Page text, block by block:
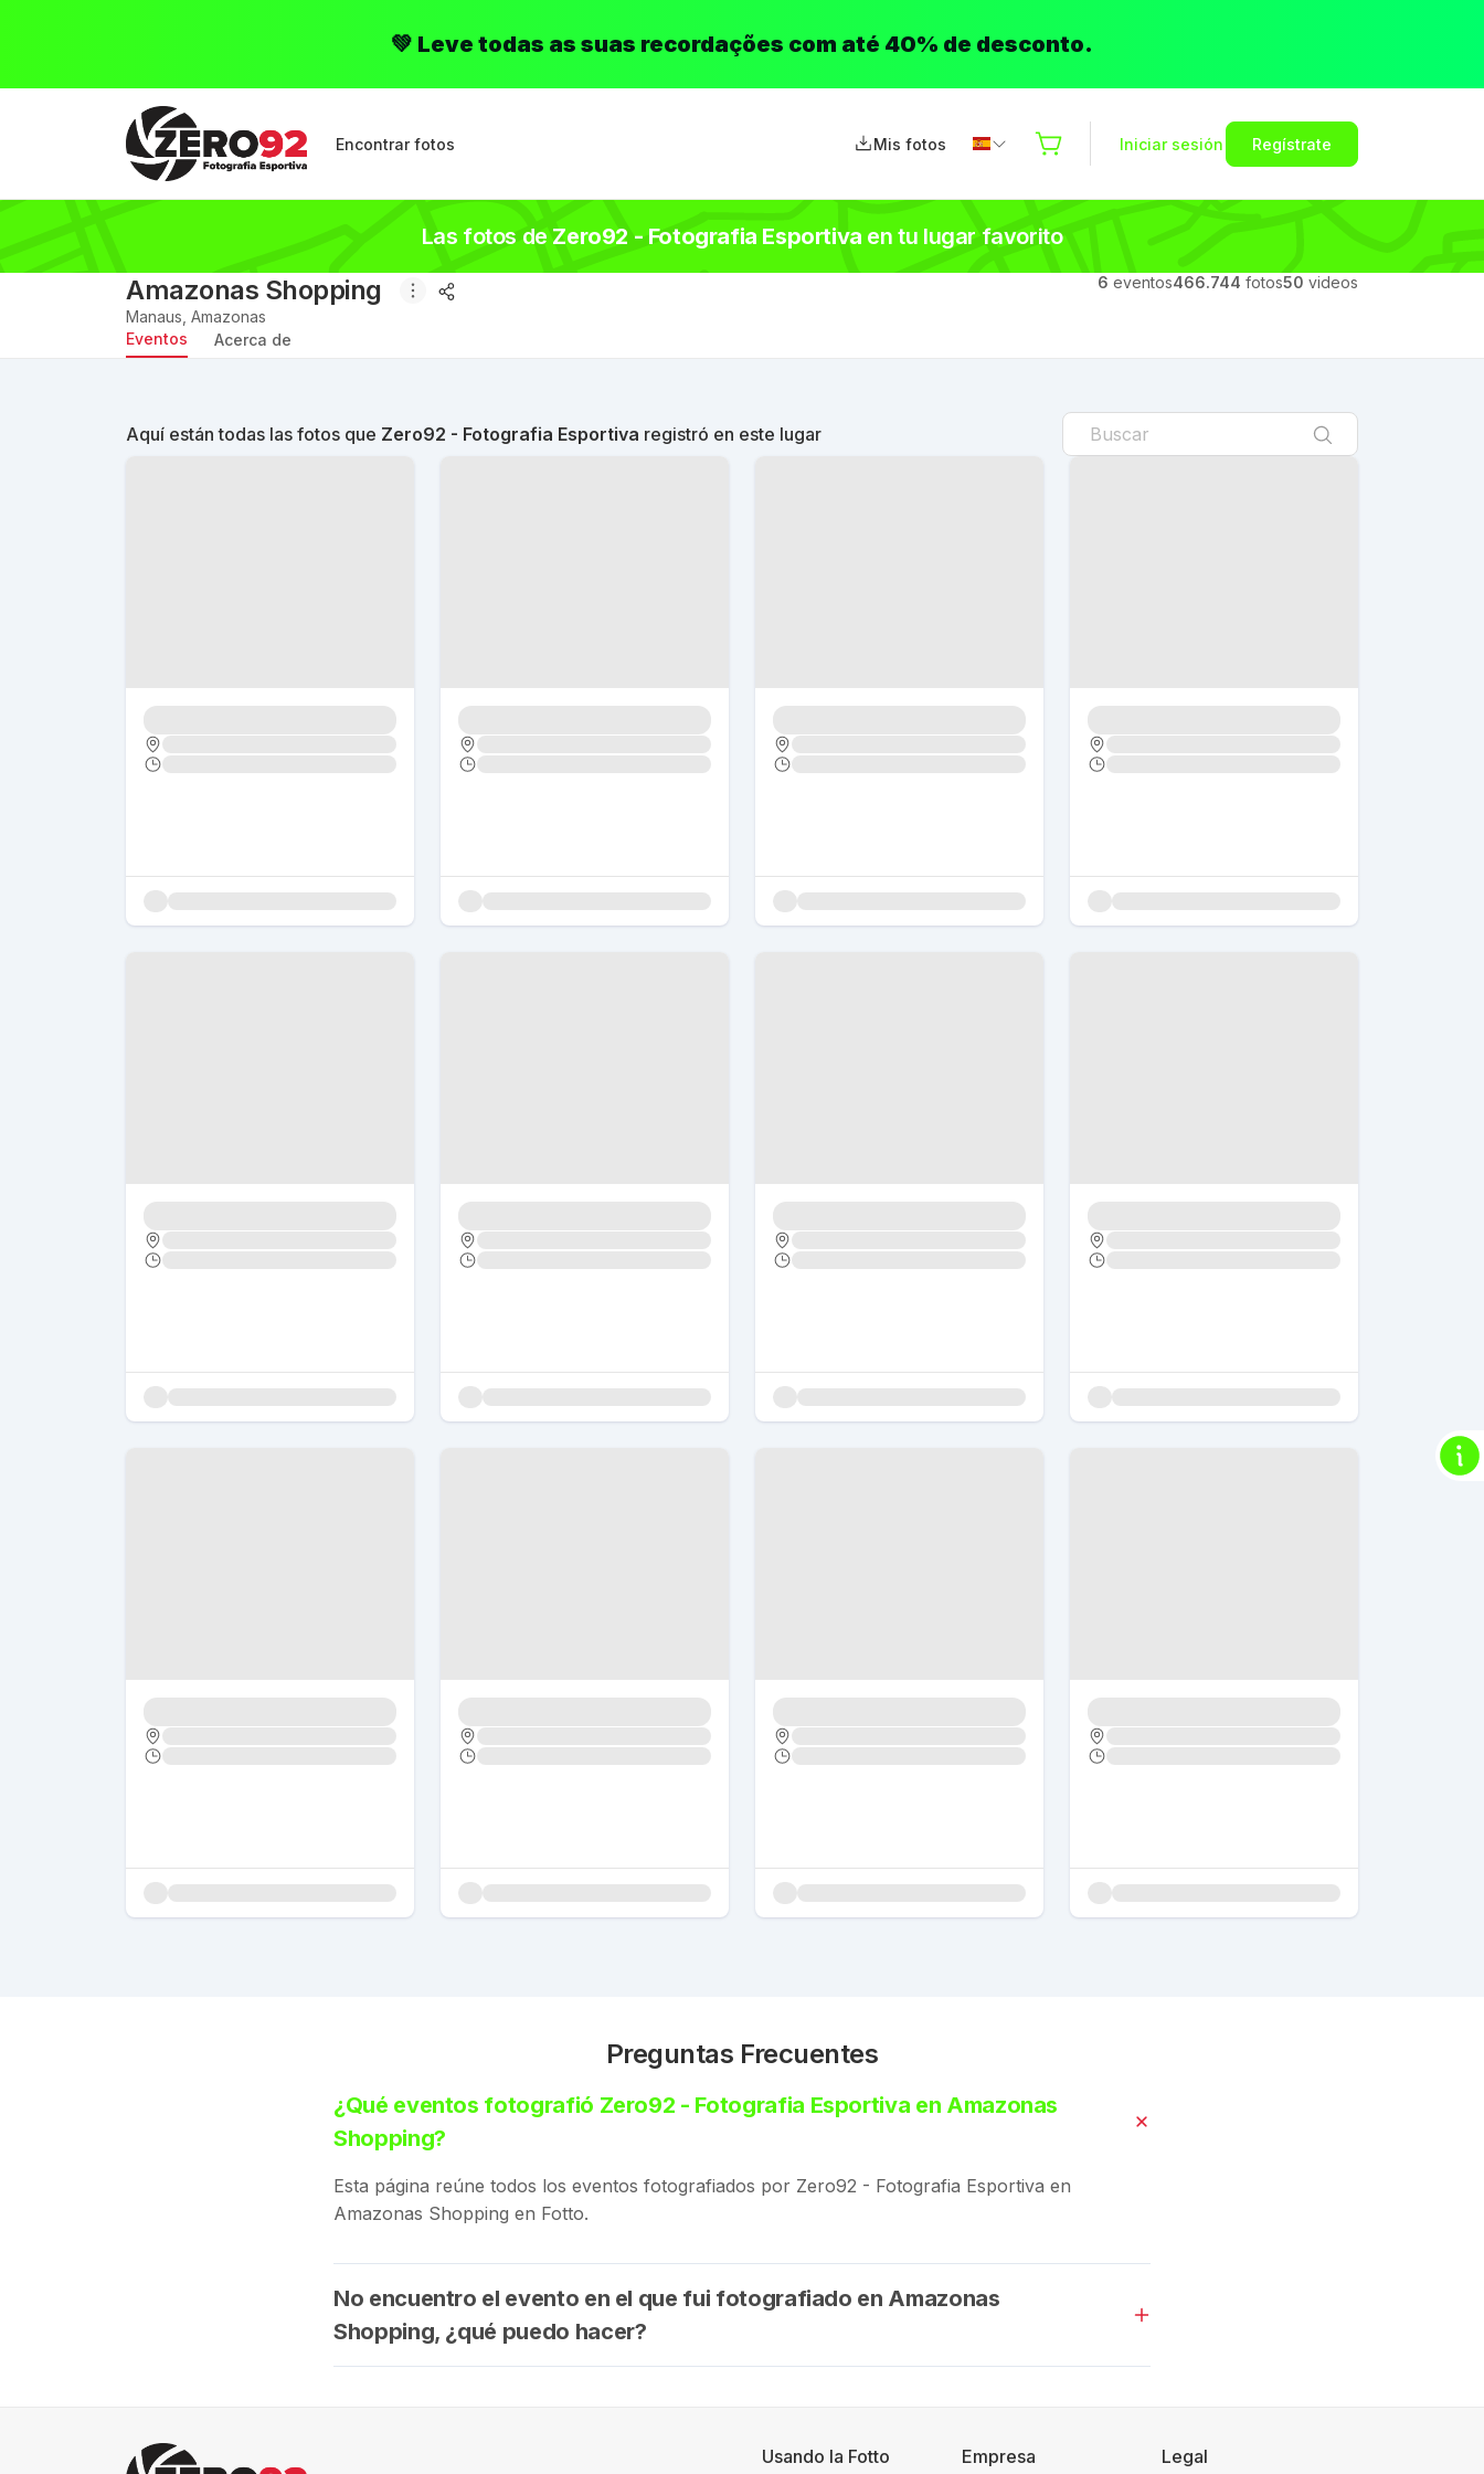
💚 Leve todas as suas recordações com até 40% de desconto.
Encontrar fotos Mis fotos Iniciar sesión Regístrate
Las fotos de Zero92 - Fotografia Esportiva en tu lugar favorito
Amazonas Shopping
Manaus Amazonas
6 eventos466.744 fotos50 videos
Eventos Acerca de
Aquí están todas las fotos que Zero92 - Fotografia Esportiva registró en este lugar
Preguntas Frecuentes
¿Qué eventos fotografió Zero92 - Fotografia Esportiva en Amazonas
Shopping?
Esta página reúne todos los eventos fotografiados por Zero92 - Fotografia Esportiva en
Amazonas Shopping en Fotto.
No encuentro el evento en el que fui fotografiado en Amazonas
Shopping, ¿qué puedo hacer?
Usando la Fotto Empresa Legal